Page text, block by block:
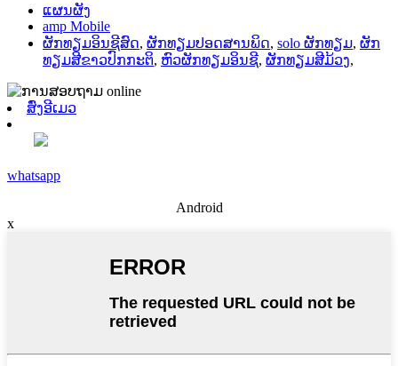
ແຜນຜັງ
amp Mobile
ຜັກທຽມອິນຊີສົດ, ຜັກທຽມປອດສານພິດ, solo ຜັກທຽມ, ຜັກ
ທຽມສີຂາວປົກກະຕິ, ຫົວຜັກທຽມອິນຊີ, ຜັກທຽມສີມ້ວງ,
ສົ່ງອີເມວ
whatsapp
Android
x